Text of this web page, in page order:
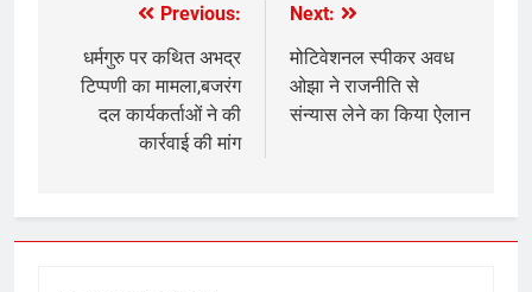
navigation
Previous:
धर्मगुरु पर कथित अभद्र
टिप्पणी का मामला,बजरंग
दल कार्यकर्ताओं ने की
कार्रवाई की मांग
Next:
मोटिवेशनल स्पीकर अवध
ओझा ने राजनीति से
संन्यास लेने का किया ऐलान